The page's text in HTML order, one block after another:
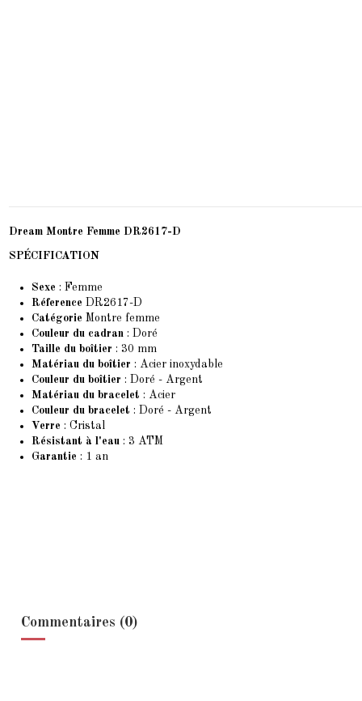
Dream Montre Femme DR2617-D
SPÉCIFICATION
Sexe : Femme
Réference DR2617-D
Catégorie Montre femme
Couleur du cadran: Doré
Taille du boîtier : 30 mm
Matériau du boîtier : Acier inoxydable
Couleur du boîtier : Doré - Argent
Matériau du bracelet : Acier
Couleur du bracelet : Doré - Argent
Verre : Cristal
Résistant à l'eau: 3 ATM
Garantie : 1 an
Commentaires (0)